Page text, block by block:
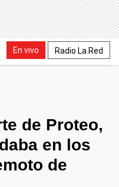
En vivo Radio La Red
de Proteo,
en los
de